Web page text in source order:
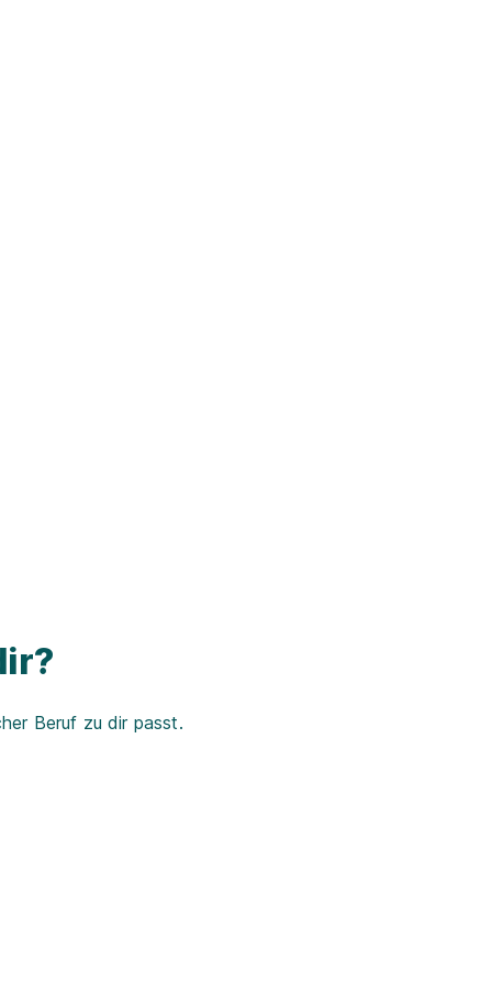
Beruf zu dir passt.